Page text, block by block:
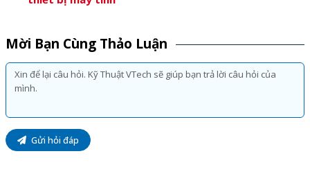
Mời Bạn Cùng Thảo Luận
Gửi hỏi đáp